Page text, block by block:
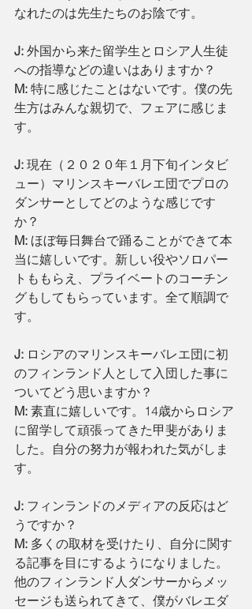
なれたのは先生たちのお陰です。
J: 外国から来た留学生とロシア人生徒
への指導などの違いはありますか？
M: 特に感じたことはないです。僕の先
生方はみんな親切で、フェアに感じま
す。
J: 現在（２０２０年１月下旬インタビ
ュー）マリンスキーバレエ団でプロの
ダンサーとしてどのような感じです
か？
M: ほぼ毎日舞台で踊ることができて本
当に嬉しいです。新しい役やソロパー
トももらえ、プライベートのコーチン
グもしてもらっています。全て順調で
す。
J: ロシアのマリンスキーバレエ団に初
のフィンランド人として入団した事に
ついてどう思いますか？
M: 素直に嬉しいです。14歳からロシア
に留学して頑張ってきた甲斐がありま
した。自分の努力が報われた気がしま
す。
J: フィンランドのメディアの反応はど
うですか？
M: 多くの取材を受けたり、自分に関す
る記事を目にするようになりました。
他のフィンランド人ダンサーからメッ
セージも送られてきて、僕がバレエダ